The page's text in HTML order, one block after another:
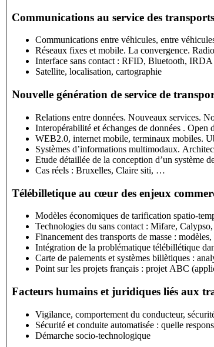
Communications au service des
Communications entre véhicules, entre
Réseaux fixes et mobile. La convergence.
Interface sans contact : RFID, Bluetooth, IRDA
Satellite, localisation, cartographie
Nouvelle génération de service de
Relations entre données. Nouveaux services.
Interopérabilité et échanges de données . Open
WEB2.0, internet mobile, terminaux mobiles.
Systèmes d’informations multimodaux.
Etude détaillée de la conception d’un système
Cas réels : Bruxelles, Claire siti, …
Télébilletique au cœur des enjeux
Modèles économiques de tarification spatio-
Technologies du sans contact : Mifare,
Financement des transports de masse :
Intégration de la problématique télébillétique
Carte de paiements et systèmes billètiques :
Point sur les projets français : projet ABC
Facteurs humains et juridiques liés aux
Vigilance, comportement du conducteur,
Sécurité et conduite automatisée : quelle
Démarche socio-technologique